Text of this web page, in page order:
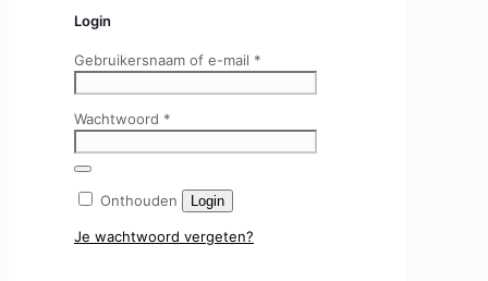
Login
Gebruikersnaam of e-mail *
Wachtwoord *
Onthouden Login
Je wachtwoord vergeten?